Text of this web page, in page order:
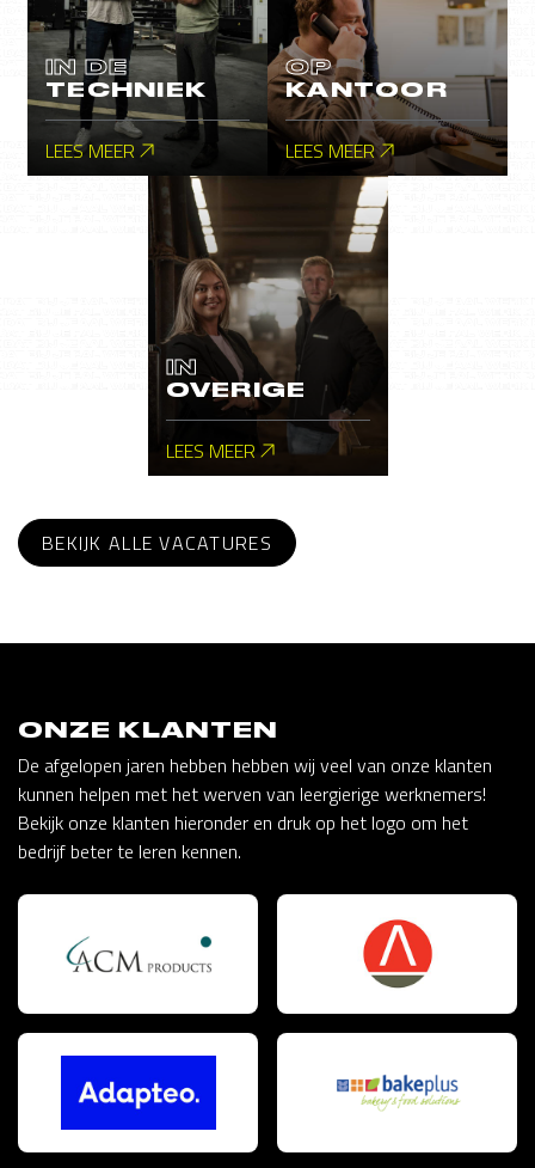
IN DE
TECHNIEK
LEES MEER
OP
KANTOOR
LEES MEER
IN
OVERIGE
LEES MEER
BEKIJK ALLE VACATURES
ONZE KLANTEN
De afgelopen jaren hebben hebben wij veel van onze klanten
kunnen helpen met het werven van leergierige werknemers!
Bekijk onze klanten hieronder en druk op het logo om het
bedrijf beter te leren kennen.